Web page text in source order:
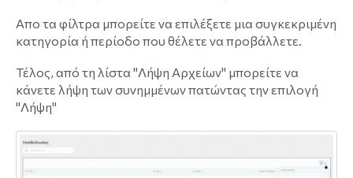
Απο τα φίλτρα μπορείτε να επιλέξετε μια συγκεκριμένη
κατηγορία ή περίοδο που θέλετε να προβάλλετε.
Τέλος, από τη λίστα "Λήψη Αρχείων" μπορείτε να
κάνετε λήψη των συνημμένων πατώντας την επιλογή
"Λήψη"